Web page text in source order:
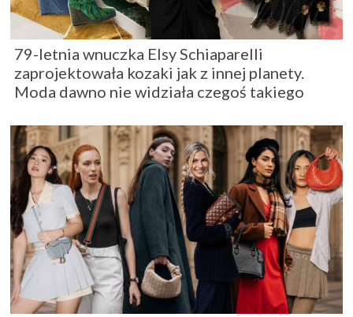
79-letnia wnuczka Elsy Schiaparelli
zaprojektowała kozaki jak z innej planety.
Moda dawno nie widziała czegoś takiego